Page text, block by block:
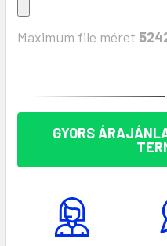
Maximum file méret
GYORS